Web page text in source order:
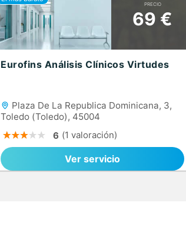
PRECIO
69 €
Eurofins Análisis Clínicos Virtudes
Plaza De La Republica Dominicana, 3,
Toledo (Toledo), 45004
6 (1 valoración)
Ver servicio